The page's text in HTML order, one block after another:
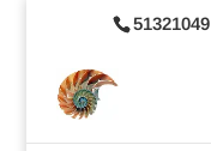
51321049